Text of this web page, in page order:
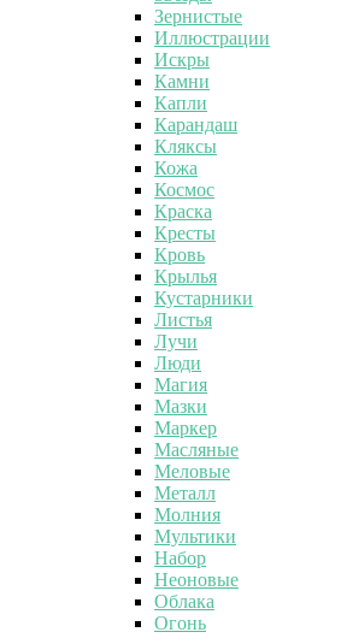
Зернистые
Иллюстрации
Искры
Камни
Капли
Карандаш
Кляксы
Кожа
Космос
Краска
Кресты
Кровь
Крылья
Кустарники
Листья
Лучи
Люди
Магия
Мазки
Маркер
Масляные
Меловые
Металл
Молния
Мультики
Набор
Неоновые
Облака
Огонь